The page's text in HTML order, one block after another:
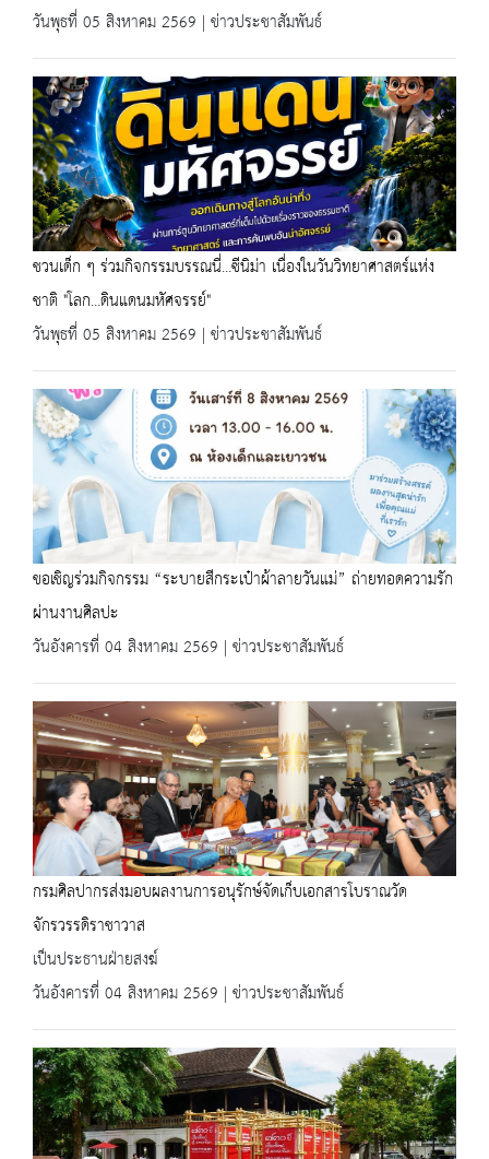
วันพุธที่ 05 สิงหาคม 2569 | ข่าวประชาสัมพันธ์
ชวนเด็ก ๆ ร่วมกิจกรรมบรรณนี่...ซีนิม่า เนื่องในวันวิทยาศาสตร์แห่ง
ชาติ "โลก...ดินแดนมหัศจรรย์"
วันพุธที่ 05 สิงหาคม 2569 | ข่าวประชาสัมพันธ์
ขอเชิญร่วมกิจกรรม “ระบายสีกระเป๋าผ้าลายวันแม่” ถ่ายทอดความรัก
ผ่านงานศิลปะ
วันอังคารที่ 04 สิงหาคม 2569 | ข่าวประชาสัมพันธ์
กรมศิลปากรส่งมอบผลงานการอนุรักษ์จัดเก็บเอกสารโบราณวัด
จักรวรรดิราชาวาส
เป็นประธานฝ่ายสงฆ์
วันอังคารที่ 04 สิงหาคม 2569 | ข่าวประชาสัมพันธ์